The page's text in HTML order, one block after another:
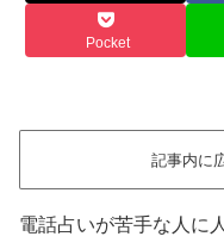
Pocket
記事内に
電話占いが苦手な人に